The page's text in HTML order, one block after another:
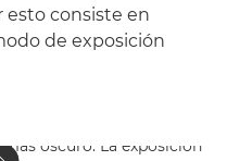
esto consiste en
de exposición